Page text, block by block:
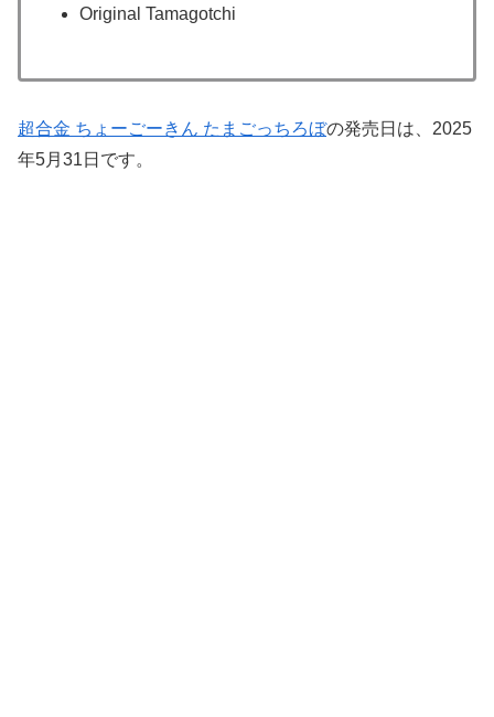
Original Tamagotchi
超合金 ちょーごーきん たまごっちろぼの発売日は、2025
年5月31日です。